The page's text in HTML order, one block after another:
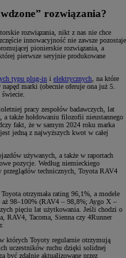
rozwiązania?
rozwiązania, nikt z nas nie chce
innowacyjność nie zawsze pozostaje
pionierskie rozwiązania, a
pierwsze seryjnie produkowane
typu plug-in i elektrycznych , na które
marki (obecnie oferuje ona już 5.
pracy zespołów badawczych, lat
a także hołdowaniu filozofii nieustannego
fakt, że w samym 2024 roku marka
jedną z najwyższych kwot w całej
używanych, a także w raportach
pozycje. Według niemieckiego
technicznych, Toyota RAV4
otrzymała rating 96,1%, a modele
98–100% (RAV4 – 98,8%; Aygo X –
pięciu lat użytkowania. Jeśli chodzi o
RAV4, Tacoma, Sienna czy 4Runner
których Toyoty regularnie otrzymują
uczestników ruchu dzięki solidnej
być zdalnie aktualizowane przez